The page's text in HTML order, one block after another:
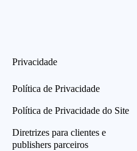
Privacidade
Política de Privacidade
Política de Privacidade do Site
Diretrizes para clientes e
publishers parceiros